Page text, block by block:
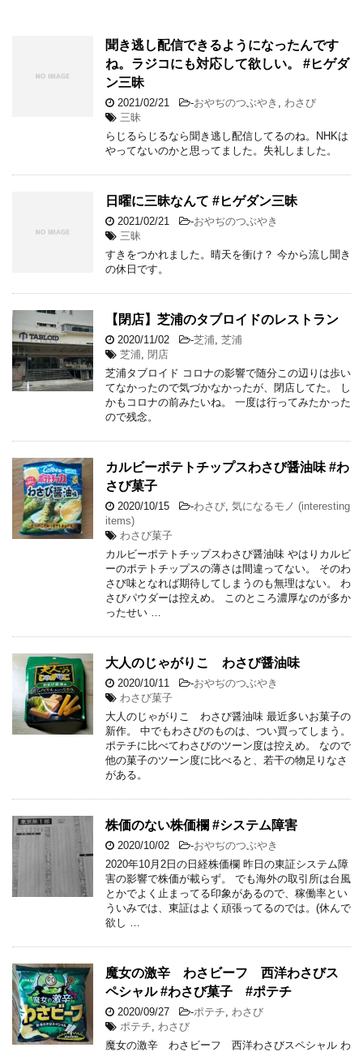
聞き逃し配信できるようになったんです
ね。ラジコにも対応して欲しい。 #ヒゲダ
ン三昧
2021/02/21 -おやぢのつぶやき
わさび
三昧
らじるらじるなら聞き逃し配信してるのね。NHKは
やってないのかと思ってました。失礼しました。
日曜に三昧なんて #ヒゲダン三昧
2021/02/21 -おやぢのつぶやき
三昧
すきをつかれました。晴天を衝け？ 今から流し聞き
の休日です。
【閉店】芝浦のタブロイドのレストラン
2020/11/02 -芝浦 芝浦
芝浦
閉店
芝浦タブロイド コロナの影響で随分この辺りは歩い
てなかったので気づかなかったが、閉店してた。 し
かもコロナの前みたいね。 一度は行ってみたかった
ので残念。
カルビーポテトチップスわさび醤油味 #わ
さび菓子
2020/10/15 -わさび 気になるモノ (interesting
items)
わさび菓子
カルビーポテトチップスわさび醤油味 やはりカルビ
ーのポテトチップスの薄さは間違ってない。 そのわ
さび味となれば期待してしまうのも無理はない。 わ
さびパウダーは控えめ。 このところ濃厚なのが多か
ったせい …
大人のじゃがりこ わさび醤油味
2020/10/11 -おやぢのつぶやき
わさび菓子
大人のじゃがりこ わさび醤油味 最近多いお菓子の
新作。 中でもわさびのものは、つい買ってしまう。
ポテチに比べてわさびのツーン度は控えめ。 なので
他の菓子のツーン度に比べると、若干の物足りなさ
がある。
株価のない株価欄 #システム障害
2020/10/02 -おやぢのつぶやき
2020年10月2日の日経株価欄 昨日の東証システム障
害の影響で株価が載らず。 でも海外の取引所は台風
とかでよく止まってる印象があるので、稼働率とい
ういみでは、東証はよく頑張ってるのでは。(休んで
欲し …
魔女の激辛 わさビーフ 西洋わさびス
ペシャル #わさび菓子 #ポテチ
2020/09/27 -ポテチ
わさび
ポテチ
わさび
魔女の激辛 わさビーフ 西洋わさびスペシャル わ